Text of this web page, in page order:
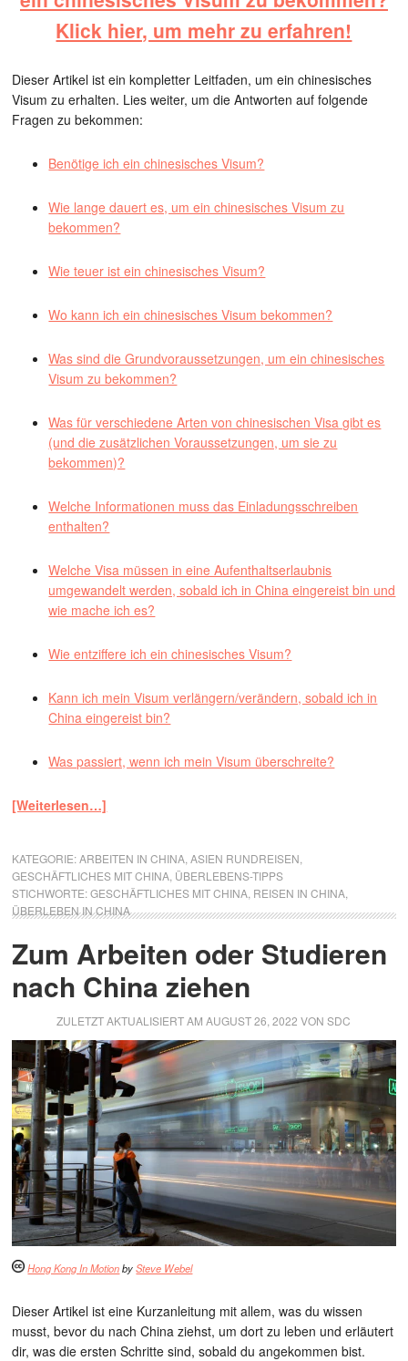
Klick hier, um mehr zu erfahren!
Dieser Artikel ist ein kompletter Leitfaden, um ein chinesisches
Visum zu erhalten. Lies weiter, um die Antworten auf folgende
Fragen zu bekommen:
Benötige ich ein chinesisches Visum?
Wie lange dauert es, um ein chinesisches Visum zu
bekommen?
Wie teuer ist ein chinesisches Visum?
Wo kann ich ein chinesisches Visum bekommen?
Was sind die Grundvoraussetzungen, um ein chinesisches
Visum zu bekommen?
Was für verschiedene Arten von chinesischen Visa gibt es
(und die zusätzlichen Voraussetzungen, um sie zu
bekommen)?
Welche Informationen muss das Einladungsschreiben
enthalten?
Welche Visa müssen in eine Aufenthaltserlaubnis
umgewandelt werden, sobald ich in China eingereist bin und
wie mache ich es?
Wie entziffere ich ein chinesisches Visum?
Kann ich mein Visum verlängern/verändern, sobald ich in
China eingereist bin?
Was passiert, wenn ich mein Visum überschreite?
[Weiterlesen…]
KATEGORIE:ARBEITEN IN CHINA ,ASIEN RUNDREISEN
GESCHÄFTLICHES MIT CHINA ÜBERLEBENS-TIPPS
STICHWORTE:GESCHÄFTLICHES MIT CHINA REISEN IN CHINA
ÜBERLEBEN IN CHINA
Zum Arbeiten oder Studieren
nach China ziehen
ZULETZT AKTUALISIERT AMAUGUST 26, 2022 VONSDC
Hong Kong In MotionbySteve Webel
Dieser Artikel ist eine Kurzanleitung mit allem, was du wissen
musst, bevor du nach China ziehst, um dort zu leben und erläutert
dir, was die ersten Schritte sind, sobald du angekommen bist.